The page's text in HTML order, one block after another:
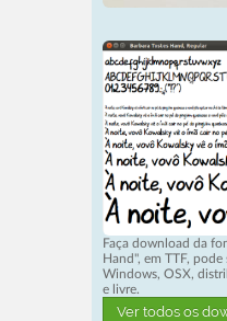
Faça download da
Hand", em TTF, pode
Windows, OSX,
e livre.
Ver todos os